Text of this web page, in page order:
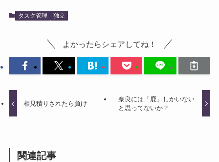
タスク管理 独立
よかったらシェアしてね！
相見積りされたら負け
奈良には「鹿」しかいない
と思ってないか？
関連記事